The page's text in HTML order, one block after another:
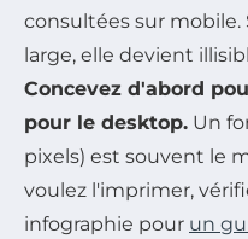
consultées sur
large, elle devient
Concevez d'abord
pour le desktop. Un
pixels) est souvent le
voulez l'imprimer,
infographie pour un